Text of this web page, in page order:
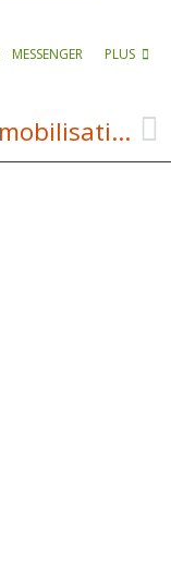
MESSENGER PLUS
DNC : mobilisation massive hier soir à Laguiole